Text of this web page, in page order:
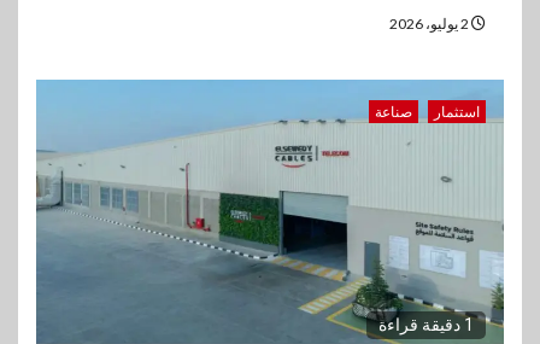
استثمار صناعة
1 دقيقة قراءة